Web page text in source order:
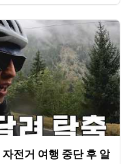
전거 여행 중단 후 알